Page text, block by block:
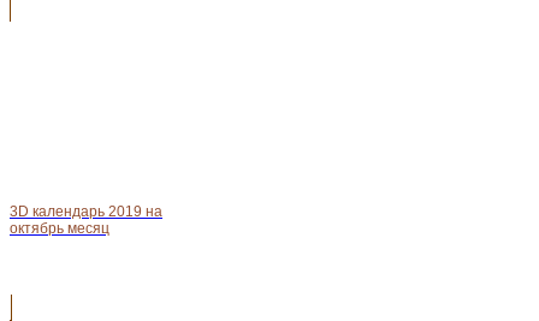
3D календарь 2019 на
октябрь месяц